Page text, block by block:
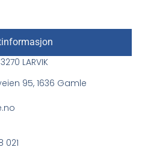
LARVIK
95, 1636 Gamle
021